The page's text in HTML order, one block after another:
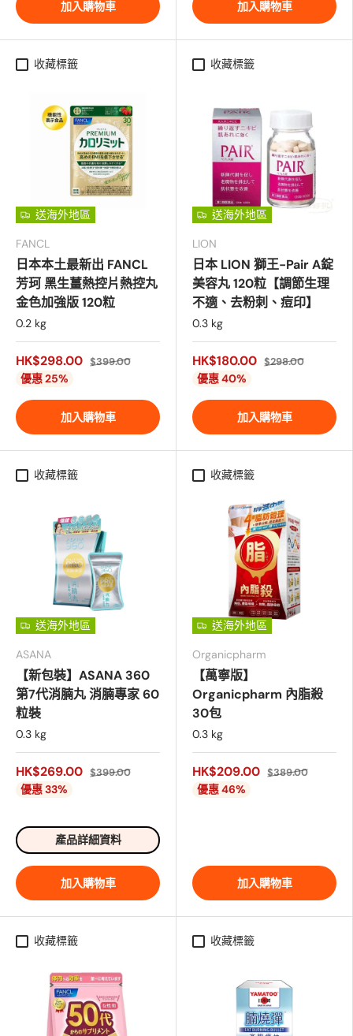
加入購物車 加入購物車
收藏標籤
送海外地區
FANCL
日本本土最新出 FANCL
芳珂 黑生薑熱控片熱控丸
金色加強版 120粒
0.2 kg
HK$298.00 $399.00
優惠 25%
加入購物車
收藏標籤
送海外地區
LION
日本 LION 獅王-Pair A錠
美容丸 120粒【調節生理
不適、去粉刺、痘印】
0.3 kg
HK$180.00 $298.00
優惠 40%
加入購物車
收藏標籤
送海外地區
ASANA
【新包裝】ASANA 360
第7代消腩丸 消腩專家 60
粒裝
0.3 kg
HK$269.00 $399.00
優惠 33%
產品詳細資料
加入購物車
收藏標籤
送海外地區
Organicpharm
【萬寧版】
Organicpharm 內脂殺
30包
0.3 kg
HK$209.00 $389.00
優惠 46%
加入購物車
收藏標籤 收藏標籤